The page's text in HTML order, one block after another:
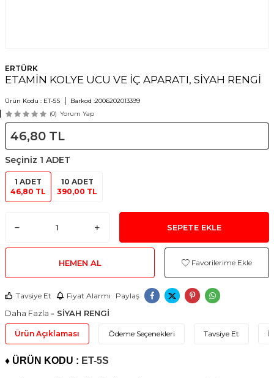
ERTÜRK
ETAMİN KOLYE UCU VE İÇ APARATI, SİYAH RENGİ
Ürün Kodu : ET-5S Barkod :2006202013399
(0) Yorum Yap
46,80 TL
Seçiniz 1 ADET
1 ADET
46,80 TL
10 ADET
390,00 TL
SEPETE EKLE
HEMEN AL Favorilerime Ekle
Tavsiye Et Fiyat Alarmı Paylaş
Daha Fazla - SİYAH RENGİ
Ürün Açıklaması Ödeme Seçenekleri Tavsiye Et
♦ ÜRÜN KODU : ET-5S